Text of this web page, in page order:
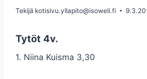
Tekijä kotisivu.yllapito@isoweli.fi
Tytöt 4v.
1. Niina Kuisma 3,30